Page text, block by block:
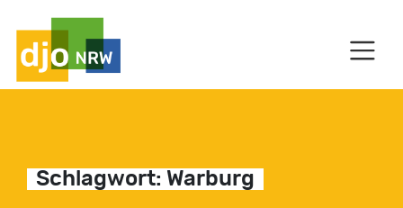
Schlagwort: Warburg